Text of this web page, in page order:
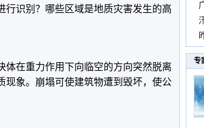
行识别？哪些区域是地质灾害发生的高
体在重力作用下向临空的方向突然脱离
现象。崩塌可使建筑物遭到毁坏，使公
专